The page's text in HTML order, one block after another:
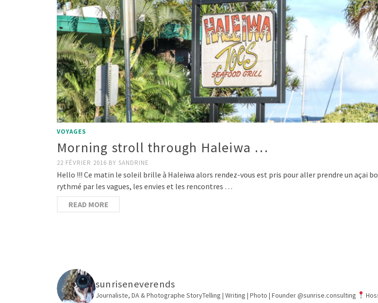
VOYAGES
Morning stroll through Haleiwa …
22 FÉVRIER 2016 BY SANDRINE
Hello !!! Ce matin le soleil brille à Haleiwa alors rendez-vous est pris pour aller prendre un açai
rythmé par les vagues, les envies et les rencontres …
READ MORE
sunriseneverends
Journaliste, DA & Photographe StoryTelling | Writing | Photo | Founder @sunrise.consulting